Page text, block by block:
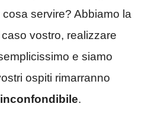
servire? Abbiamo la
vostro, realizzare
e siamo
ospiti rimarranno
.